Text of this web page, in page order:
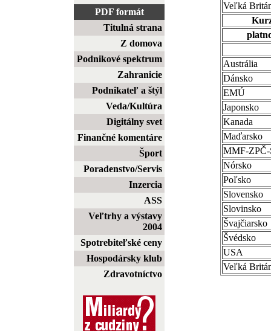
PDF formát
Titulná strana
Z domova
Podnikové spektrum
Zahranicie
Podnikateľ a štýl
Veda/Kultúra
Digitálny svet
Finančné komentáre
Šport
Poradenstvo/Servis
Inzercia
ASS
Veľtrhy a výstavy
2004
Spotrebiteľské ceny
Hospodársky klub
Zdravotníctvo
Veľká
Austrália
Dánsko
EMÚ
Japonsko
Kanada
Maďarsko
MMF-
Nórsko
Poľsko
Slovensko
Slovinsko
Švajčiarsko
Švédsko
USA
Veľká